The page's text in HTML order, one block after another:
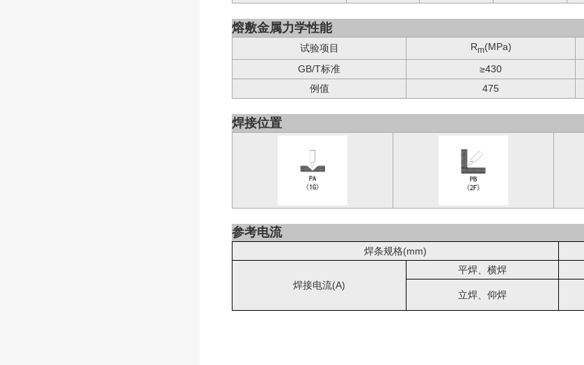
熔敷金属力学性能
试验项目 Rm(MPa)
GB/T标准 ≥430
例值
475
焊接位置
参考电流
焊条规格(mm)
焊接电流(A)
平焊、横焊
立焊、仰焊